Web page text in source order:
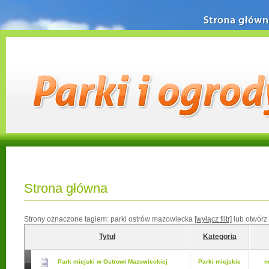
Strona główna
Strony oznaczone tagiem: parki ostrów mazowiecka [wyłącz filtr] lub otwórz
Tytuł Kategoria
Park miejski w Ostrowi Mazowieckiej Parki miejskie
Strona główna